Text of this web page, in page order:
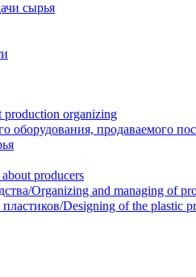
сырья
production organizing
продаваемого
producers
Organizing and managing of
Designing of the plastic